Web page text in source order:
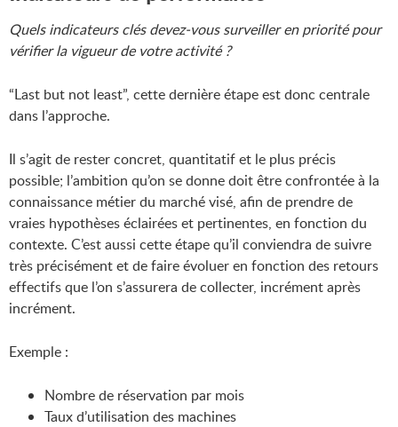
Quels indicateurs clés devez-vous surveiller en priorité pour
vérifier la vigueur de votre activité ?
“Last but not least”, cette dernière étape est donc centrale
dans l’approche.
Il s’agit de rester concret, quantitatif et le plus précis
possible; l’ambition qu’on se donne doit être confrontée à la
connaissance métier du marché visé, afin de prendre de
vraies hypothèses éclairées et pertinentes, en fonction du
contexte. C’est aussi cette étape qu’il conviendra de suivre
très précisément et de faire évoluer en fonction des retours
effectifs que l’on s’assurera de collecter, incrément après
incrément.
Exemple :
Nombre de réservation par mois
Taux d’utilisation des machines